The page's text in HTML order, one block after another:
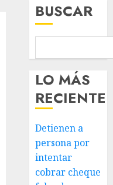
BUSCAR
LO MÁS
RECIENTE
Detienen a
persona por
intentar
cobrar cheque